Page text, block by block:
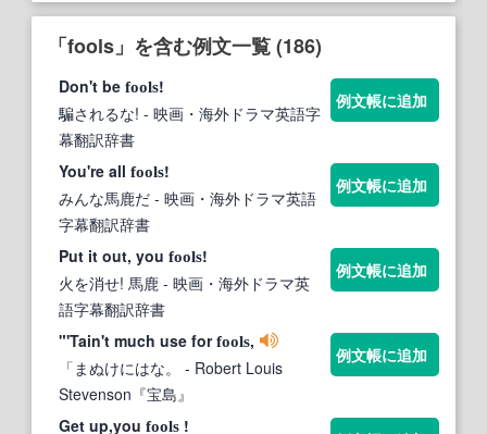
「fools」を含む例文一覧 (186)
Don't be fools!
騙されるな! - 映画・海外ドラマ英語字
幕翻訳辞書
例文帳に追加
You're all fools!
みんな馬鹿だ - 映画・海外ドラマ英語
字幕翻訳辞書
例文帳に追加
Put it out, you fools!
火を消せ! 馬鹿 - 映画・海外ドラマ英
語字幕翻訳辞書
例文帳に追加
"'Tain't much use forfools,
「まぬけにはな。
- Robert Louis
Stevenson『宝島』
例文帳に追加
Get up,you fools !